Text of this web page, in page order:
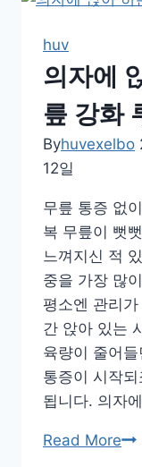
겨
지,
계
별
달
라
야
하
는
스
트
레
칭
법
huv
의자에
릎 강화
Byhuvexelbo
12일
무릎 통증 없
복 무릎이 뻣
느껴지신 적
중을 가장 많
평소엔 관리
간 앉아 있는
육량이 줄어
통증이 시작
됩니다. 의자
Read More의